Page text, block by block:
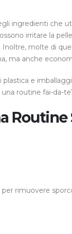
ingredienti che
irritare la
Inoltre, molte di
ma anche
plastica e
routine fai-da-
Routine
rimuovere